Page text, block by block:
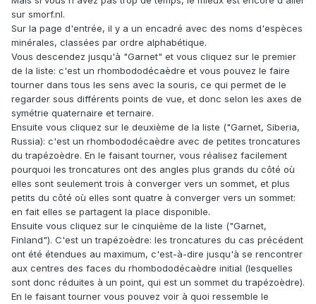
Pour en revenir à votre propos initial, il est impossible
d'obtenir un solide fermé régulier en construisant des faces
losanges sur chaque arête d'un rhombododécaèdre, parce
que si vous le regardez attentivement, vous verrez vite que
ses 14 sommets n'ont pas tous le même statut:
- 6 sommets se trouvent à la convergence de quatre faces
et de quatre arêtes: opposés deux à deux, ils matérialisent
les trois axes de symétrie quaternaire du système cubique;
- 8 sommets se trouvent à la convergence de trois faces et
de trois arêtes: opposés deux à deux, ils matérialisent les
quatre axes de symétrie ternaire du système cubique.
Pour cette raison, un dodécaèdre rhomboïdal change
complètement d'aspect selon le point de vue sous lequel on
le regarde:
- vu selon un axe A4, il apparaît comme une fenêtre carrée
à quatre carreaux;
- vu selon un axe A3, il apparaît comme un hexagone
régulier divisé en trois losanges.
sur smorf.nl.
Sur la page d'entrée, il y a un encadré avec des noms d'espèces
minérales, classées par ordre alphabétique.
Vous descendez jusqu'à "Garnet" et vous cliquez sur le premier
de la liste: c'est un rhombododécaèdre et vous pouvez le faire
tourner dans tous les sens avec la souris, ce qui permet de le
regarder sous différents points de vue, et donc selon les axes de
symétrie quaternaire et ternaire.
Ensuite vous cliquez sur le deuxième de la liste ("Garnet, Siberia,
Russia): c'est un rhombododécaèdre avec de petites troncatures
du trapézoèdre. En le faisant tourner, vous réalisez facilement
pourquoi les troncatures ont des angles plus grands du côté où
elles sont seulement trois à converger vers un sommet, et plus
petits du côté où elles sont quatre à converger vers un sommet:
en fait elles se partagent la place disponible.
Ensuite vous cliquez sur le cinquième de la liste ("Garnet,
Finland"). C'est un trapézoèdre: les troncatures du cas précédent
ont été étendues au maximum, c'est-à-dire jusqu'à se rencontrer
aux centres des faces du rhombododécaèdre initial (lesquelles
sont donc réduites à un point, qui est un sommet du trapézoèdre).
En le faisant tourner vous pouvez voir à quoi ressemble le